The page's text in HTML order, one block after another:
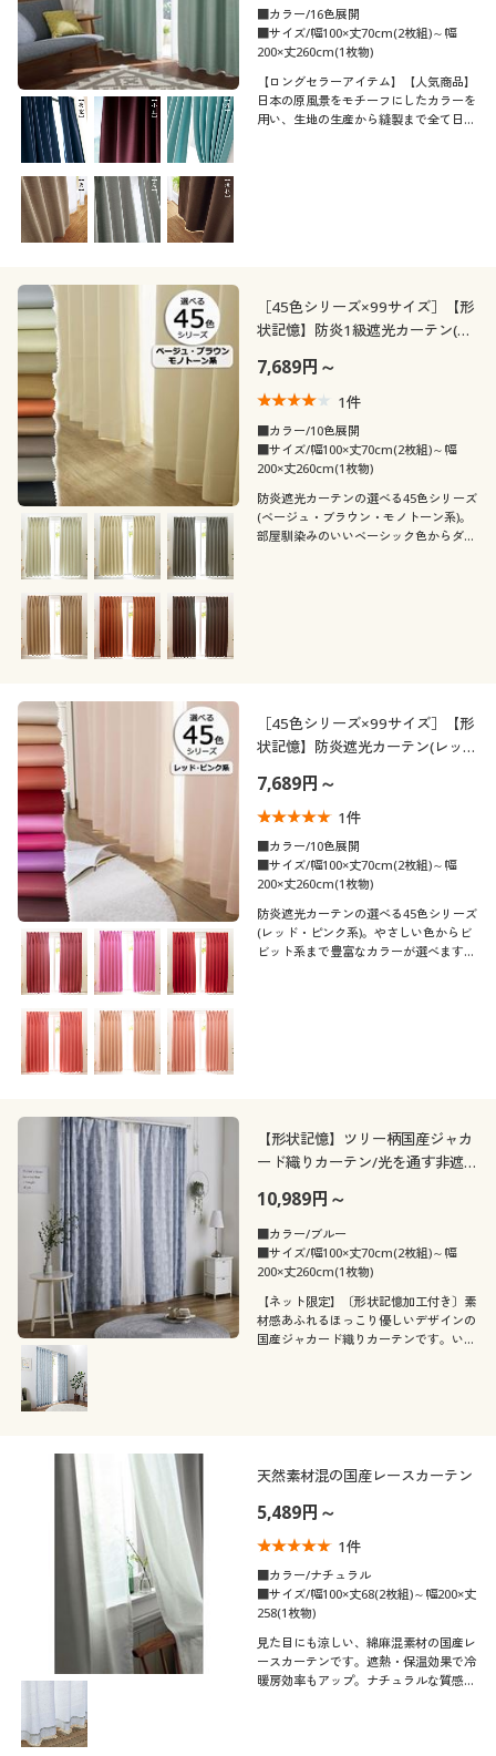
■カラー/16色展開
■サイズ/幅100×丈70cm(2枚組)～幅
200×丈260cm(1枚物)
【ロングセラーアイテム】【人気商品】
日本の原風景をモチーフにしたカラーを
用い、生地の生産から縫製まで全て日本
［45色シリーズ×99サイズ］【形
状記憶】防炎1級遮光カーテン(ベ
系)/日本製・無地
7,689円～
1件
■カラー/10色展開
■サイズ/幅100×丈70cm(2枚組)～幅
200×丈260cm(1枚物)
防炎遮光カーテンの選べる45色シリーズ
(ベージュ・ブラウン・モノトーン系)。
部屋馴染みのいいベーシック色からダー
［45色シリーズ×99サイズ］【形
状記憶】防炎遮光カーテン(レッ
製・無地
7,689円～
1件
■カラー/10色展開
■サイズ/幅100×丈70cm(2枚組)～幅
200×丈260cm(1枚物)
防炎遮光カーテンの選べる45色シリーズ
(レッド・ピンク系)。やさしい色からビ
ビット系まで豊富なカラーが選べます。
【形状記憶】ツリー柄国産ジャカ
ード織りカーテン/光を通す非遮
10,989円～
■カラー/ブルー
■サイズ/幅100×丈70cm(2枚組)～幅
200×丈260cm(1枚物)
【ネット限定】〔形状記憶加工付き〕素
材感あふれるほっこり優しいデザインの
国産ジャカード織りカーテンです。いつ
天然素材混の国産レースカーテン
5,489円～
1件
■カラー/ナチュラル
■サイズ/幅100×丈68(2枚組)～幅200×丈
258(1枚物)
見た目にも涼しい、綿麻混素材の国産レ
ースカーテンです。遮熱・保温効果で冷
暖房効率もアップ。ナチュラルな質感で